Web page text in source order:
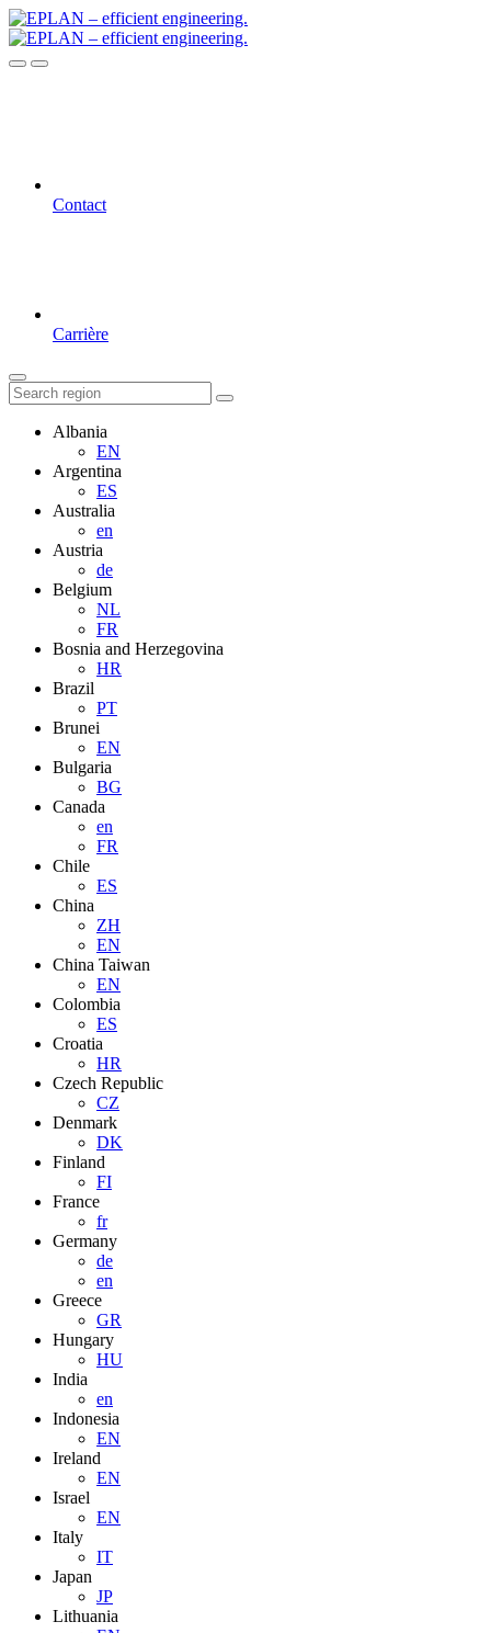
Contact
Carrière
Albania
EN
Argentina
ES
Australia
en
Austria
de
Belgium
NL
FR
Bosnia and Herzegovina
HR
Brazil
PT
Brunei
EN
Bulgaria
BG
Canada
en
FR
Chile
ES
China
ZH
EN
China Taiwan
EN
Colombia
ES
Croatia
HR
Czech Republic
CZ
Denmark
DK
Finland
FI
France
fr
Germany
de
en
Greece
GR
Hungary
HU
India
en
Indonesia
EN
Ireland
EN
Israel
EN
Italy
IT
Japan
JP
Lithuania